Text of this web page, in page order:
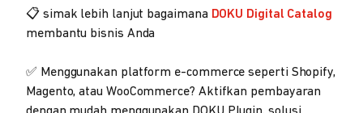
📋 simak lebih lanjut bagaimana DOKU Digital Catalog
membantu bisnis Anda
✅ Menggunakan platform e-commerce seperti Shopify,
Magento, atau WooCommerce? Aktifkan pembayaran